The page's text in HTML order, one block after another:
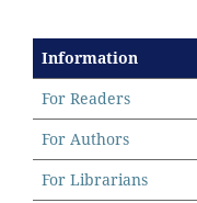
Information
For Readers
For Authors
For Librarians